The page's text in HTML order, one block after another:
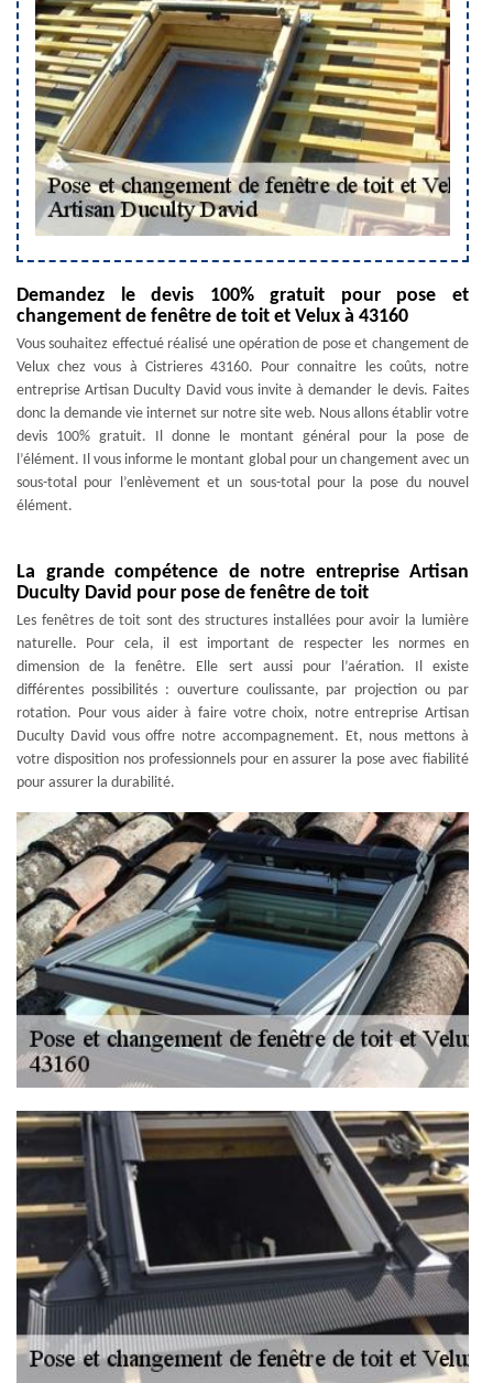
Demandez le devis 100% gratuit pour pose et
changement de fenêtre de toit et Velux à 43160
Vous souhaitez effectué réalisé une opération de pose et changement de
Velux chez vous à Cistrieres 43160. Pour connaitre les coûts, notre
entreprise Artisan Duculty David vous invite à demander le devis. Faites
donc la demande vie internet sur notre site web. Nous allons établir votre
devis 100% gratuit. Il donne le montant général pour la pose de
l’élément. Il vous informe le montant global pour un changement avec un
sous-total pour l’enlèvement et un sous-total pour la pose du nouvel
élément.
La grande compétence de notre entreprise Artisan
Duculty David pour pose de fenêtre de toit
Les fenêtres de toit sont des structures installées pour avoir la lumière
naturelle. Pour cela, il est important de respecter les normes en
dimension de la fenêtre. Elle sert aussi pour l’aération. Il existe
différentes possibilités : ouverture coulissante, par projection ou par
rotation. Pour vous aider à faire votre choix, notre entreprise Artisan
Duculty David vous offre notre accompagnement. Et, nous mettons à
votre disposition nos professionnels pour en assurer la pose avec fiabilité
pour assurer la durabilité.